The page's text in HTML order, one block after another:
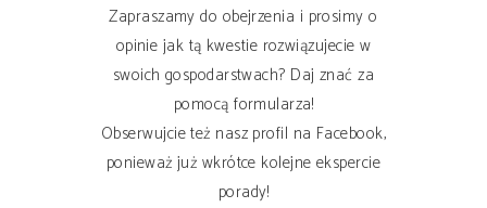
Zapraszamy do obejrzenia i prosimy o
opinie jak tą kwestie rozwiązujecie w
swoich gospodarstwach? Daj znać za
pomocą formularza!
Obserwujcie też nasz profil na Facebook,
ponieważ już wkrótce kolejne ekspercie
porady!